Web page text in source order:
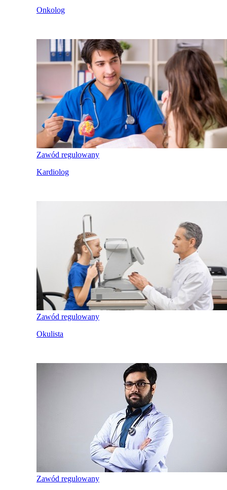
Onkolog
Zawód regulowany
Kardiolog
Zawód regulowany
Okulista
Zawód regulowany